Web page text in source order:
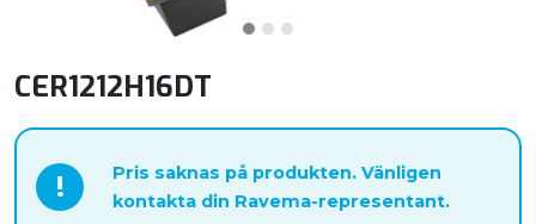
CER1212H16DT
!
Pris saknas på produkten. Vänligen
kontakta din Ravema-representant.